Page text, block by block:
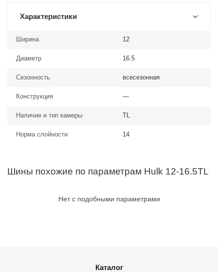
Характеристики
Ширина 12
Диаметр 16.5
Сезонность всесезонная
Конструкция —
Наличие и тип камеры TL
Норма слойности 14
Шины похожие по параметрам Hulk 12-16.5TL
Нет с подобными параметрами
Каталог